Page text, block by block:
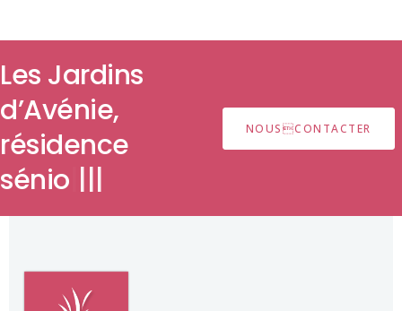
Les Jardins
d’Avénie,
résidence
NOUSCONTACTER